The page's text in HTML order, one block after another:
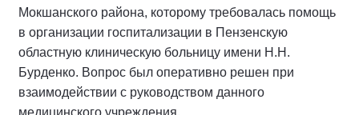
Мокшанского района, которому требовалась помощь
в организации госпитализации в Пензенскую
областную клиническую больницу имени Н.Н.
Бурденко. Вопрос был оперативно решен при
взаимодействии с руководством данного
медицинского учреждения.